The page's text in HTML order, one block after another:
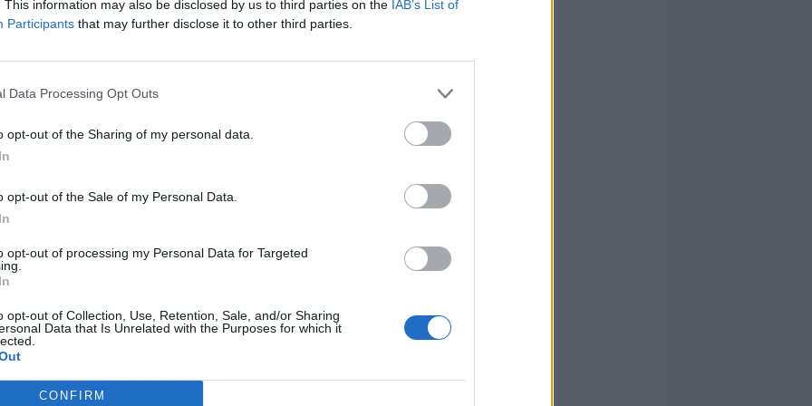
This information may also be disclosed by us to third parties on the IAB’s List of
Participants that may further disclose it to other third parties.
Data Processing Opt Outs
opt-out of the Sharing of my personal data.
opt-out of the Sale of my Personal Data.
opt-out of processing my Personal Data for Targeted
opt-out of Collection, Use, Retention, Sale, and/or Sharing
Data that Is Unrelated with the Purposes for which it
CONFIRM
per poter affrontare un'intera stagione da
sue spalle c'è Lorenzo De Silvestri, un
del vivaio biancoceleste, ma la
è tanta e ancora tutta in salita. Le
l'argentino Lequi dopo quasi un
ancora a prendere in mano la situazione
sotto delle aspettative mentre Piccolo
una grossa incognita: il difensore fino ad
riuscito a valutarne appieno le
La Lazio cerca sul mercato due centrali
Perugia che fra pochi giorni si
al gruppo, ma l'inserimento del
non sarebbe sufficiente per
difensive. La Lazio farà un
per cercare di tesserare Di